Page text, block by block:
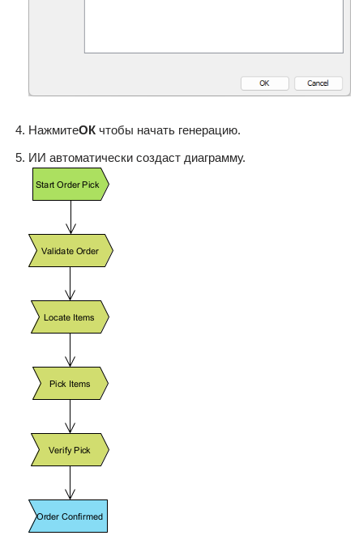
НажмитеОК чтобы начать генерацию.
ИИ автоматически создаст диаграмму.